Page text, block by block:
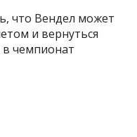
что Вендел может
и вернуться
в чемпионат